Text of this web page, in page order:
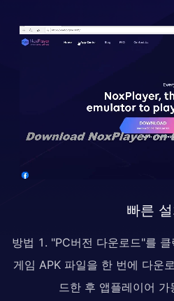
빠른
방법 1. "PC버전 다운로드"를
게임 APK 파일을 한 번에 다운
드한 후 앱플레이어